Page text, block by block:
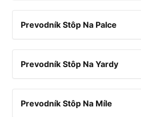
Prevodník Stôp Na Palce
Prevodník Stôp Na Yardy
Prevodník Stôp Na Míle